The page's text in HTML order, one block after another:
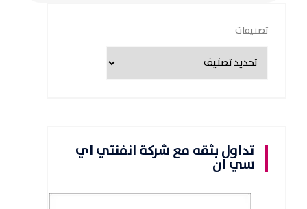
تصنيفات
تداول بثقه مع شركة انفنتي اي
سي ان